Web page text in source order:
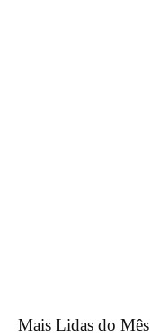
Mais Lidas do Mês